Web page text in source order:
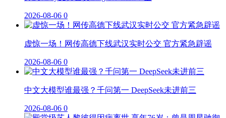
2026-08-06 0
虚惊一场！网传高德下线武汉实时公交 官方紧急辟谣
2026-08-06 0
中文大模型谁最强？千问第一 DeepSeek未进前三
2026-08-06 0